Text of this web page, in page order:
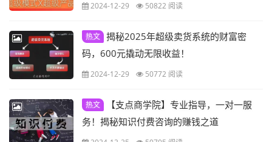
2024-12-29 50822 阅读
热文 揭秘2025年超级卖货系统的财富密
码，600元撬动无限收益！
2024-12-29 50772 阅读
热文
【支点商学院】专业指导，一对一服
务！揭秘知识付费咨询的赚钱之道